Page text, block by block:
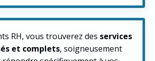
RH, vous trouverez des services
et complets, soigneusement